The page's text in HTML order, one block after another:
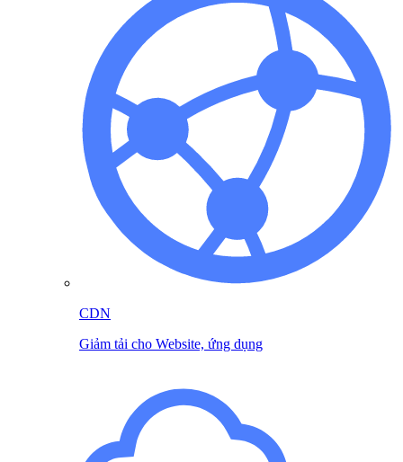
CDN
Giảm tải cho Website, ứng dụng